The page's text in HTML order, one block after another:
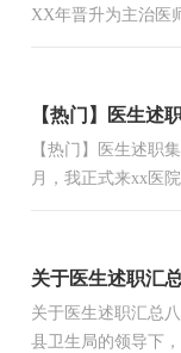
XX年晋升为主治医
【热门】医生述
【热门】医生述职
月，我正式来xx医
关于医生述职汇
关于医生述职汇总
县卫生局的领导下